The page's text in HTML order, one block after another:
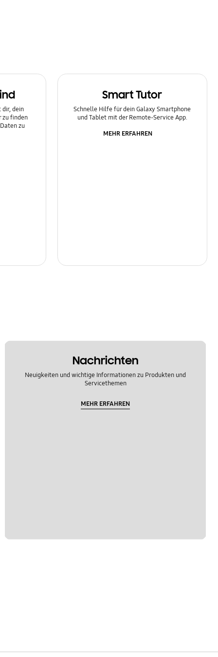
dir, dein
zu finden
zu
Smart Tutor
Schnelle Hilfe für dein Galaxy Smartphone
und Tablet mit der Remote-Service App.
MEHR ERFAHREN
Nachrichten
Neuigkeiten und wichtige Informationen zu Produkten und
Servicethemen
MEHR ERFAHREN